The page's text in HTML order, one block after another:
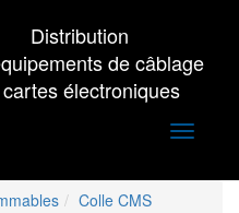
de câblage
électroniques
Toggle
Colle CMS